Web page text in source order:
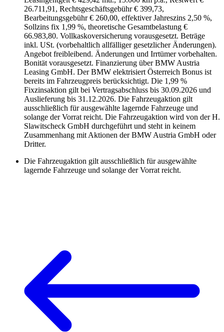
26.711,91, Rechtsgeschäftsgebühr € 399,73,
Bearbeitungsgebühr € 260,00, effektiver Jahreszins 2,50 %,
Sollzins fix 1,99 %, theoretische Gesamtbelastung €
66.983,80. Vollkaskoversicherung vorausgesetzt. Beträge
inkl. USt. (vorbehaltlich allfälliger gesetzlicher Änderungen).
Angebot freibleibend. Änderungen und Irrtümer vorbehalten.
Bonität vorausgesetzt. Finanzierung über BMW Austria
Leasing GmbH. Der BMW elektrisiert Österreich Bonus ist
bereits im Fahrzeugpreis berücksichtigt. Die 1,99 %
Fixzinsaktion gilt bei Vertragsabschluss bis 30.09.2026 und
Auslieferung bis 31.12.2026. Die Fahrzeugaktion gilt
ausschließlich für ausgewählte lagernde Fahrzeuge und
solange der Vorrat reicht. Die Fahrzeugaktion wird von der H.
Slawitscheck GmbH durchgeführt und steht in keinem
Zusammenhang mit Aktionen der BMW Austria GmbH oder
Dritter.
Die Fahrzeugaktion gilt ausschließlich für ausgewählte
lagernde Fahrzeuge und solange der Vorrat reicht.